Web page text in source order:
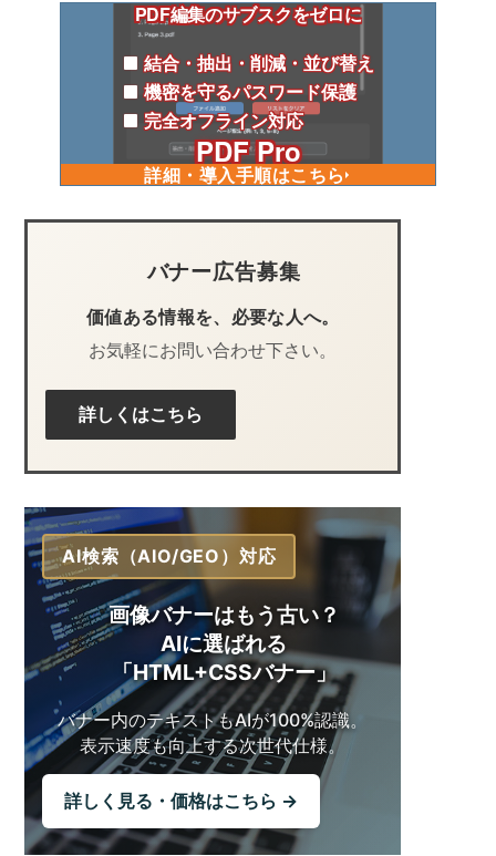
PDF編集のサブスクをゼロに
結合・抽出・削減・並び替え
機密を守るパスワード保護
完全オフライン対応
PDF Pro
詳細・導入手順はこちら
バナー広告募集
価値ある情報を、必要な人へ。
お気軽にお問い合わせ下さい。
詳しくはこちら
AI検索（AIO/GEO）対応
画像バナーはもう古い？
AIに選ばれる
「HTML+CSSバナー」
バナー内のテキストもAIが100%認識。
表示速度も向上する次世代仕様。
詳しく見る・価格はこちら →